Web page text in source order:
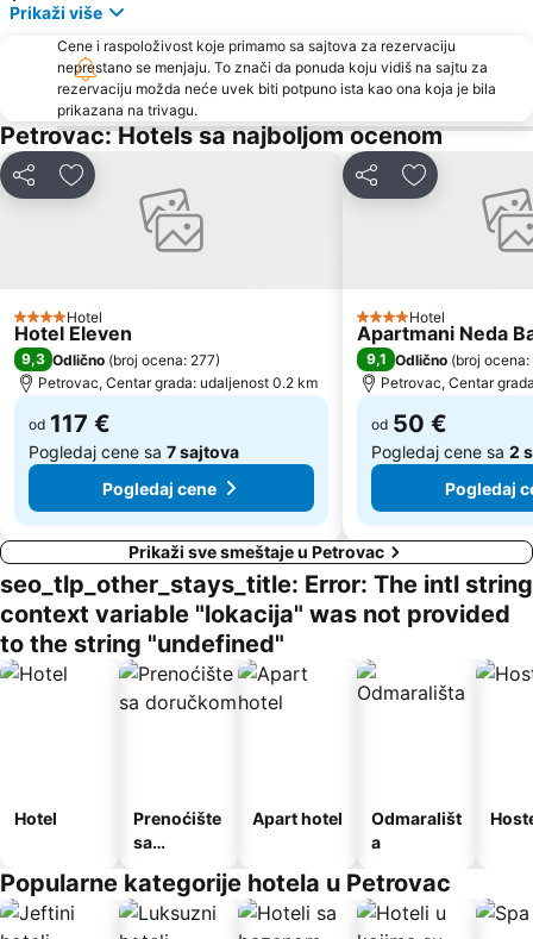
Crvena plaža
Stari grad Herceg Novi
Plaža kod tunela
Miami Beach
Uvala Valdanos
Kamenovo
Kraljičina plaža
Izletište Rose
Veliki Pijesak
Petrovacka Obala
Plaža Miločer
Yachting Club 32
Plaža Mogren
Maljevik
Praznik Mimoze
Prikaži više
Cene i raspoloživost koje primamo sa sajtova za rezervaciju
neprestano se menjaju. To znači da ponuda koju vidiš na sajtu za
rezervaciju možda neće uvek biti potpuno ista kao ona koja je bila
prikazana na trivagu.
Petrovac: Hotels sa najboljom ocenom
Deli Dodati u favorite
4 Zvezdice
Hotel
Hotel Eleven
9,3 Odlično (broj ocena: 277)
Petrovac, Centar grada: udaljenost 0.2 km
od 117 €
Pogledaj cene sa 7 sajtova
Pogledaj cene
Deli Dodati u
4 Zvezdice
Hotel
Apartmani Neda
9,1 Odlično (broj ocena:
Petrovac, Centar
od 50 €
Pogledaj cene sa 2
Pogledaj
Prikaži sve smeštaje u Petrovac
seo_tlp_other_stays_title: Error: The intl string
context variable "lokacija" was not provided
to the string "undefined"
Hotel
Prenoćište
sa
Apart hotel
Odmarališt
a
Popularne kategorije hotela u Petrovac